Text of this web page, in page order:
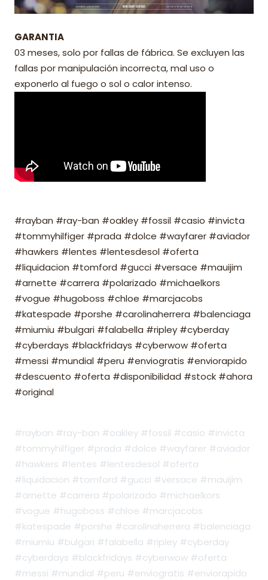
GARANTIA
03 meses, solo por fallas de fábrica. Se excluyen las
fallas por manipulación incorrecta, mal uso o
exponerlo al fuego o sol o calor intenso.
#rayban #ray-ban #oakley #fossil #casio #invicta
#tommyhilfiger #prada #dolce #wayfarer #aviador
#hawkers #lentes #lentesdesol #oferta
#liquidacion #tomford #gucci #versace #mauijim
#arnette #carrera #polarizado #michaelkors
#vogue #hugoboss #chloe #marcjacobs
#katespade #porshe #carolinaherrera #balenciaga
#miumiu #bulgari #falabella #ripley #cyberday
#cyberdays #blackfridays #cyberwow #oferta
#messi #mundial #peru #enviogratis #enviorapido
#descuento #oferta #disponibilidad #stock #ahora
#original
#rayban #ray-ban #oakley #fossil #casio #invicta
#tommyhilfiger #prada #dolce #wayfarer #aviador
#hawkers #lentes #lentesdesol #oferta
#liquidacion #tomford #gucci #versace #mauijim
#arnette #carrera #polarizado #michaelkors
#vogue #hugoboss #chloe #marcjacobs
#katespade #porshe #carolinaherrera #balenciaga
#miumiu #bulgari #falabella #ripley #cyberday
#cyberdays #blackfridays #cyberwow #oferta
#messi #mundial #peru #enviogratis #enviorapido